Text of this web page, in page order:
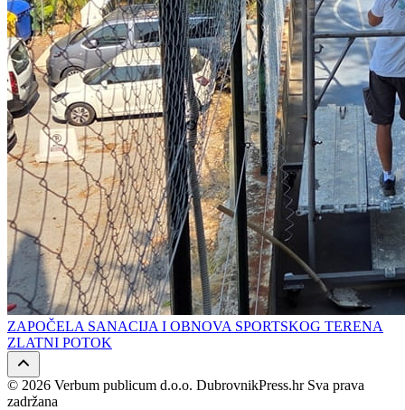
ZAPOČELA SANACIJA I OBNOVA SPORTSKOG TERENA
ZLATNI POTOK
© 2026 Verbum publicum d.o.o. DubrovnikPress.hr Sva prava
zadržana